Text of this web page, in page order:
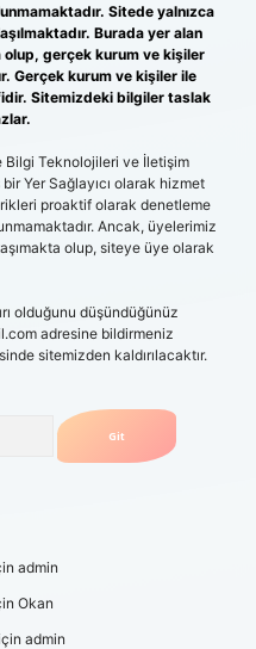
Sitede yalnızca
Burada yer alan
gerçek kurum ve kişiler
Gerçek kurum ve kişiler ile
Sitemizdeki bilgiler taslak
Bilgi Teknolojileri ve İletişim
Yer Sağlayıcı olarak hizmet
proaktif olarak denetleme
Ancak, üyelerimiz
olup, siteye üye olarak
olduğunu düşündüğünüz
adresine bildirmeniz
sitemizden kaldırılacaktır.
admin
Okan
admin